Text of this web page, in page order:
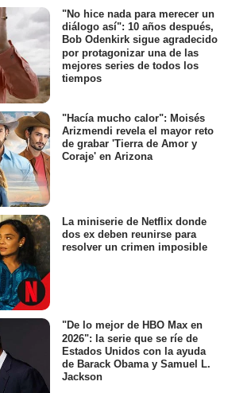
"No hice nada para merecer un
diálogo así": 10 años después,
Bob Odenkirk sigue agradecido
por protagonizar una de las
mejores series de todos los
tiempos
"Hacía mucho calor": Moisés
Arizmendi revela el mayor reto
de grabar 'Tierra de Amor y
Coraje' en Arizona
La miniserie de Netflix donde
dos ex deben reunirse para
resolver un crimen imposible
"De lo mejor de HBO Max en
2026": la serie que se ríe de
Estados Unidos con la ayuda
de Barack Obama y Samuel L.
Jackson